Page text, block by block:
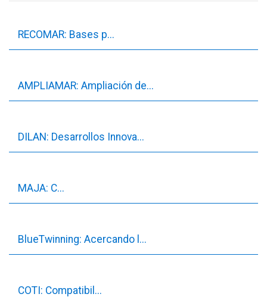
RECOMAR: Bases p...
AMPLIAMAR: Ampliación de...
DILAN: Desarrollos Innova...
MAJA: C...
BlueTwinning: Acercando l...
COTI: Compatibil...